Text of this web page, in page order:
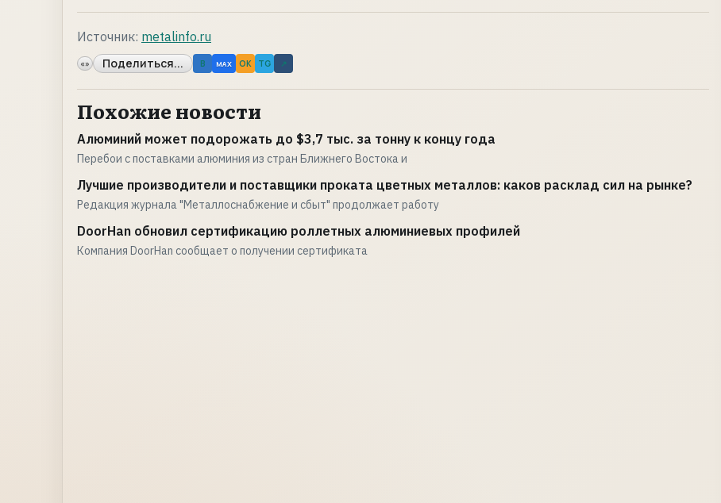
Источник: metalinfo.ru
«» Поделиться... B MAX OK TG ↗
Похожие новости
Алюминий может подорожать до $3,7 тыс. за тонну к концу года
Перебои с поставками алюминия из стран Ближнего Востока и
Лучшие производители и поставщики проката цветных металлов: каков расклад сил на рынке?
Редакция журнала "Металлоснабжение и сбыт" продолжает работу
DoorHan обновил сертификацию роллетных алюминиевых профилей
Компания DoorHan сообщает о получении сертификата